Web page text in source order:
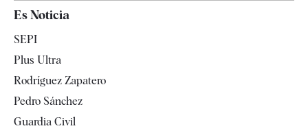
España
Televisión
Es Noticia
SEPI
Plus Ultra
Rodríguez Zapatero
Pedro Sánchez
Guardia Civil